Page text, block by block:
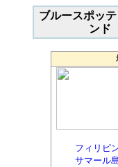
ブルースポッ
ンド
フィリピ
サマール